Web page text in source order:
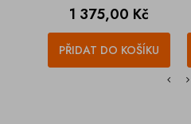
Cena
1 375,00 Kč
PŘIDAT DO KOŠÍKU